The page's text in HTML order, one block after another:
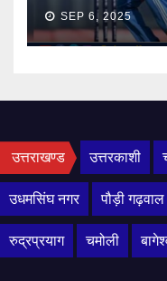
SEP 6, 2025
उत्तराखण्ड उत्तरकाशी
उधमसिंघ नगर पौड़ी गढ़वाल
रुद्रप्रयाग चमोली